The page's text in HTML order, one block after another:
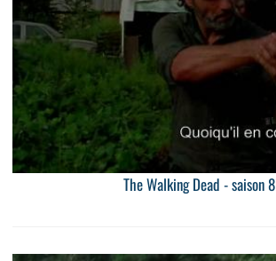
The Walking Dead - saison 8